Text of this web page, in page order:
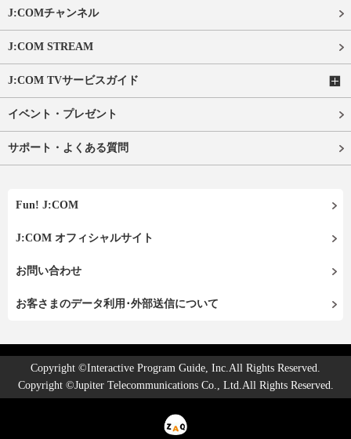
J:COMチャンネル
J:COM STREAM
J:COM TVサービスガイド
イベント・プレゼント
サポート・よくある質問
Fun! J:COM
J:COM オフィシャルサイト
お問い合わせ
お客さまのデータ利用･外部送信について
Copyright ©Interactive Program Guide, Inc.All Rights Reserved.
Copyright ©Jupiter Telecommunications Co., Ltd.All Rights Reserved.